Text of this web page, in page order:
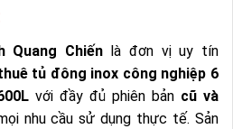
Quang Chiếnlà đơn vị uy tín
tủ đông inox công nghiệp 6
với đầy đủ phiên bản cũ và
nhu cầu sử dụng thực tế. Sản